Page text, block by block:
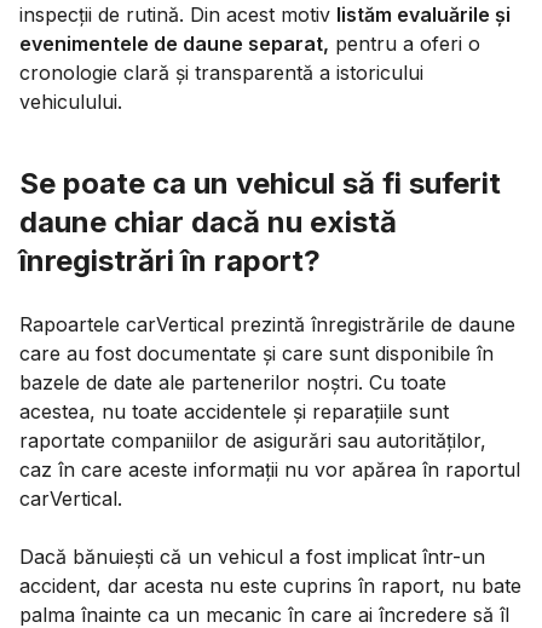
inspecții de rutină. Din acest motiv listăm evaluările și
evenimentele de daune separat, pentru a oferi o
cronologie clară și transparentă a istoricului
vehiculului.
Se poate ca un vehicul să fi suferit
daune chiar dacă nu există
înregistrări în raport?
Rapoartele carVertical prezintă înregistrările de daune
care au fost documentate și care sunt disponibile în
bazele de date ale partenerilor noștri. Cu toate
acestea, nu toate accidentele și reparațiile sunt
raportate companiilor de asigurări sau autorităților,
caz în care aceste informații nu vor apărea în raportul
carVertical.
Dacă bănuiești că un vehicul a fost implicat într-un
accident, dar acesta nu este cuprins în raport, nu bate
palma înainte ca un mecanic în care ai încredere să îl